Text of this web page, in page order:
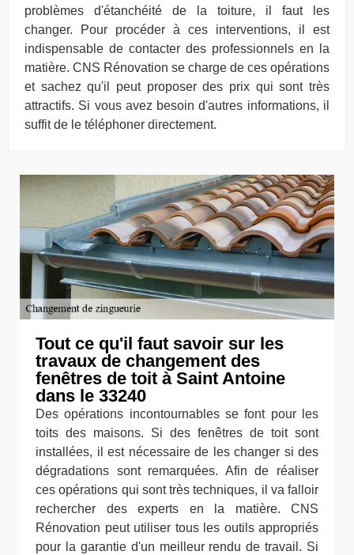
problèmes d'étanchéité de la toiture, il faut les
changer. Pour procéder à ces interventions, il est
indispensable de contacter des professionnels en la
matière. CNS Rénovation se charge de ces opérations
et sachez qu'il peut proposer des prix qui sont très
attractifs. Si vous avez besoin d'autres informations, il
suffit de le téléphoner directement.
Tout ce qu'il faut savoir sur les
travaux de changement des
fenêtres de toit à Saint Antoine
dans le 33240
Des opérations incontournables se font pour les
toits des maisons. Si des fenêtres de toit sont
installées, il est nécessaire de les changer si des
dégradations sont remarquées. Afin de réaliser
ces opérations qui sont très techniques, il va falloir
rechercher des experts en la matière. CNS
Rénovation peut utiliser tous les outils appropriés
pour la garantie d'un meilleur rendu de travail. Si